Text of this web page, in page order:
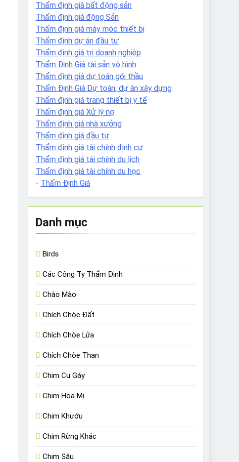
Thẩm định giá bất động sản
Thẩm định giá động Sản
Thẩm định giá máy móc thiết bị
Thẩm định dự án đầu tư
Thẩm định giá tri doanh nghiệp
Thẩm Định Giá tài sản vô hình
Thẩm định giá dự toán gói thầu
Thẩm Định Giá Dự toán, dự án xây dựng
Thẩm định giá trang thiết bị y tế
Thẩm định giá Xử lý nợ
Thẩm định giá nhà xưởng
Thẩm định giá đầu tư
Thẩm định giá tài chính định cư
Thẩm định giá tài chính du lịch
Thẩm định giá tài chính du học
- Thẩm Định Giá
Danh mục
Birds
Các Công Ty Thẩm Định
Chào Mào
Chích Chòe Đất
Chích Chòe Lửa
Chích Chòe Than
Chim Cu Gáy
Chim Họa Mi
Chim Khướu
Chim Rừng Khác
Chim Sâu